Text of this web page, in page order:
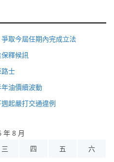
取今屆任期內完成立法
釋候訊
士
油價續波動
起嚴打交通違例
年 8 月
三 四 五 六